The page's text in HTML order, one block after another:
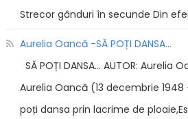
Strecor gânduri în secunde Din
Aurelia Oancă -SĂ POȚI DANSA…
SĂ POȚI DANSA… AUTOR:
Aurelia Oancă (13 decembrie
poți dansa prin lacrime de